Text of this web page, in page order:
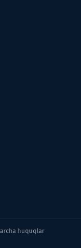
huquqlar